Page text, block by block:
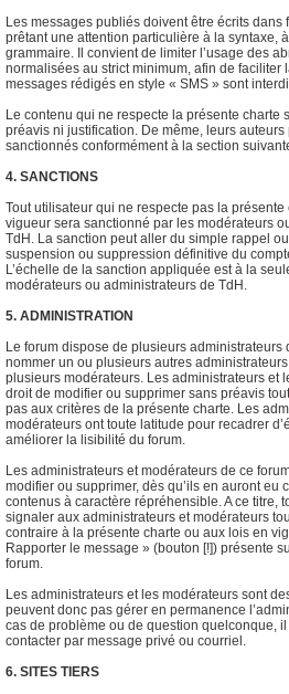
Les messages publiés doivent être écrits dans
prêtant une attention particulière à la syntaxe,
grammaire. Il convient de limiter l’usage des
normalisées au strict minimum, afin de faciliter
messages rédigés en style « SMS » sont
Le contenu qui ne respecte la présente charte
préavis ni justification. De même, leurs auteurs
sanctionnés conformément à la section
4. SANCTIONS
Tout utilisateur qui ne respecte pas la
vigueur sera sanctionné par les modérateurs
TdH. La sanction peut aller du simple rappel
suspension ou suppression définitive du
L’échelle de la sanction appliquée est à la
modérateurs ou administrateurs de TdH.
5. ADMINISTRATION
Le forum dispose de plusieurs administrateurs
nommer un ou plusieurs autres
plusieurs modérateurs. Les administrateurs et
droit de modifier ou supprimer sans préavis
pas aux critères de la présente charte. Les
modérateurs ont toute latitude pour recadrer
améliorer la lisibilité du forum.
Les administrateurs et modérateurs de ce
modifier ou supprimer, dès qu’ils en auront eu
contenus à caractère répréhensible. A ce titre,
signaler aux administrateurs et modérateurs
contraire à la présente charte ou aux lois en
Rapporter le message » (bouton [!]) présente
forum.
Les administrateurs et les modérateurs sont
peuvent donc pas gérer en permanence
cas de problème ou de question quelconque,
contacter par message privé ou courriel.
6. SITES TIERS